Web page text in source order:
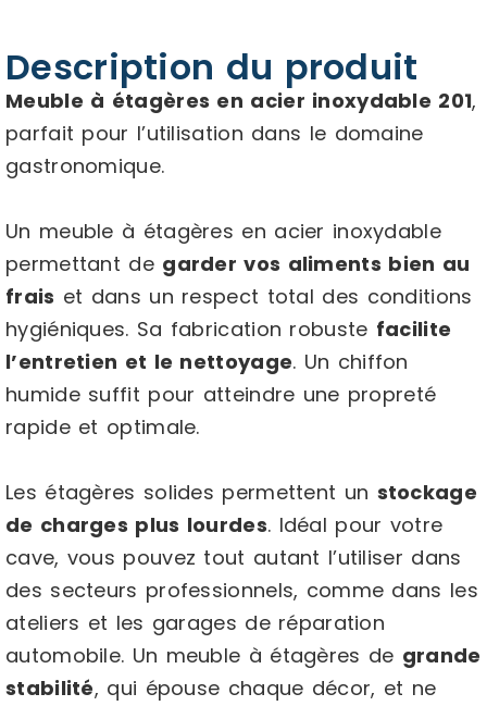
Description du produit
Meuble à étagères en acier inoxydable 201,
parfait pour l’utilisation dans le domaine
gastronomique.
Un meuble à étagères en acier inoxydable
permettant de garder vos aliments bien au
frais et dans un respect total des conditions
hygiéniques. Sa fabrication robuste facilite
l’entretien et le nettoyage. Un chiffon
humide suffit pour atteindre une propreté
rapide et optimale.
Les étagères solides permettent un stockage
de charges plus lourdes. Idéal pour votre
cave, vous pouvez tout autant l’utiliser dans
des secteurs professionnels, comme dans les
ateliers et les garages de réparation
automobile. Un meuble à étagères de grande
stabilité, qui épouse chaque décor, et ne